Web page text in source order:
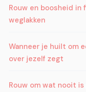
Rouw en boosheid
weglakken
Wanneer je huilt om
over jezelf zegt
Rouw om wat nooit